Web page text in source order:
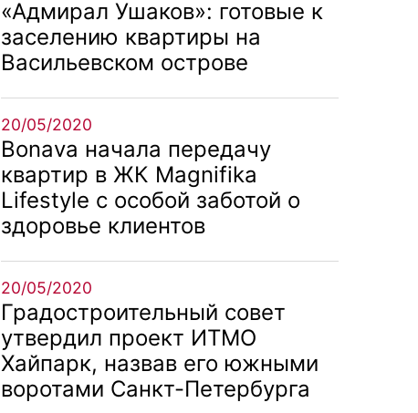
«Адмирал Ушаков»: готовые к
заселению квартиры на
Васильевском острове
20/05/2020
Bonava начала передачу
квартир в ЖК Magnifika
Lifestyle с особой заботой о
здоровье клиентов
20/05/2020
Градостроительный совет
утвердил проект ИТМО
Хайпарк, назвав его южными
воротами Санкт-Петербурга